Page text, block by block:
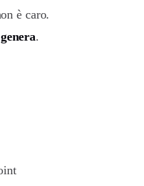
è caro.
.